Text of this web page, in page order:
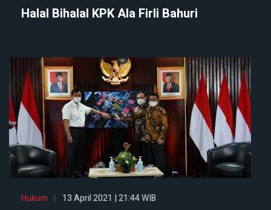
Halal Bihalal KPK Ala Firli Bahuri
Hukum 13 April 2021 | 21:44 WIB